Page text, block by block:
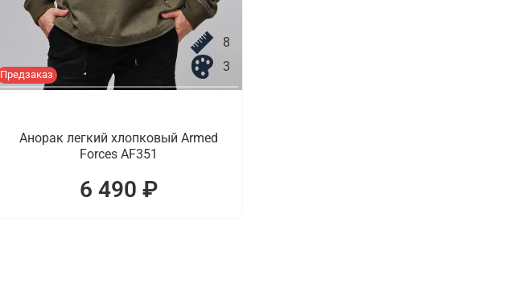
Предзаказ
8
3
Анорак легкий хлопковый Armed
Forces AF351
6 490 ₽